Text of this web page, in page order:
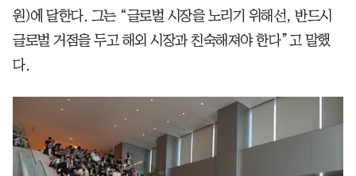
원)에 달한다. 그는 “글로벌 시장을 노리기 위해선, 반드시
글로벌 거점을 두고 해외 시장과 친숙해져야 한다”고 말했
다.